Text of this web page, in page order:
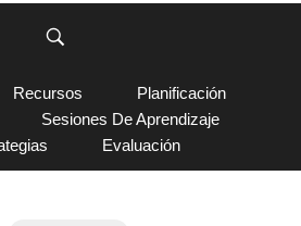
Recursos
Planificación
Sesiones De Aprendizaje
Evaluación